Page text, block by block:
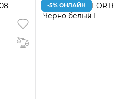
-5% ОНЛАЙН